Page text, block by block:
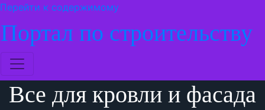
Перейти к содержимому
Портал по строительству
Все для кровли и фасада